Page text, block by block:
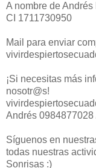
A nombre de Andrés
CI 1711730950
Mail para enviar
¡Si necesitas más
nosotr@s!
Andrés
Síguenos en
todas nuestras
Sonrisas :)